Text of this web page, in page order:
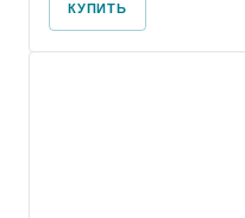
КУПИТЬ